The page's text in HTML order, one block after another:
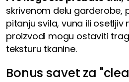
skrivenom delu garderobe,
pitanju svila, vuna ili osetljiv
proizvodi mogu ostaviti
teksturu tkanine.
Bonus savet za